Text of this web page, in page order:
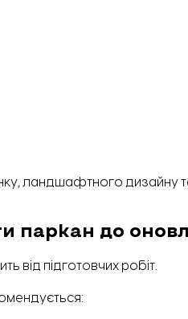
ландшафтного дизайну
паркан до
від підготовчих робіт.